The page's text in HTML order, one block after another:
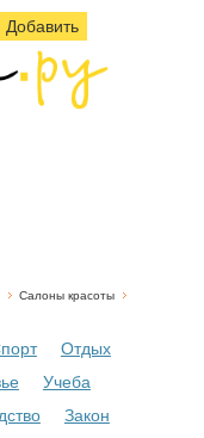
Добавить
Салоны красоты
Отдых
Учеба
Закон